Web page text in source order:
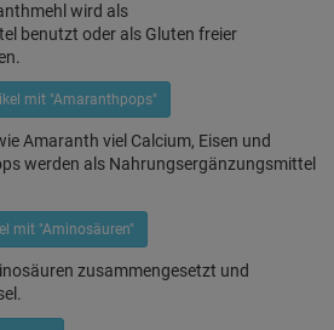
wird als
benutzt oder als Gluten freier
mit "Amaranthpops"
Amaranth viel Calcium, Eisen und
werden als Nahrungsergänzungsmittel
mit "Aminosäuren"
zusammengesetzt und